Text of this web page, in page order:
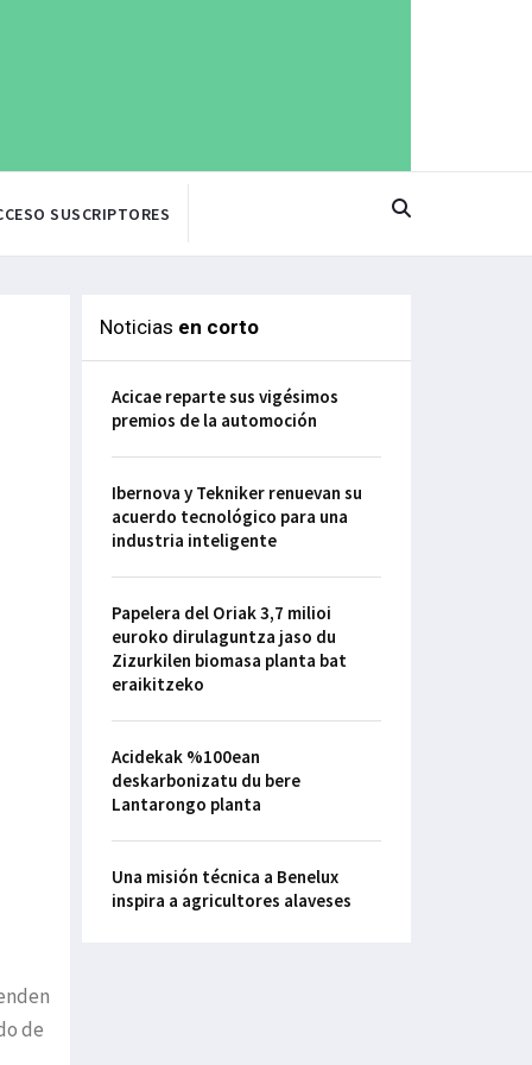
SUSCRIPTORES
de
Noticias en corto
Acicae reparte sus vigésimos
premios de la automoción
Ibernova y Tekniker renuevan su
acuerdo tecnológico para una
industria inteligente
Papelera del Oriak 3,7 milioi
euroko dirulaguntza jaso du
Zizurkilen biomasa planta bat
eraikitzeko
Acidekak %100ean
deskarbonizatu du bere
Lantarongo planta
Una misión técnica a Benelux
inspira a agricultores alaveses